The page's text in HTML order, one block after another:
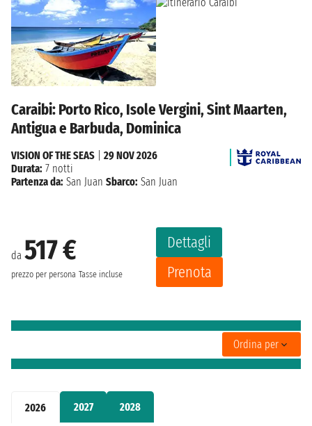
2026 2027 2028
Caraibi: Porto Rico, Isole Vergini, Sint Maarten,
Antigua e Barbuda, Dominica
da 517 €
prezzo per persona Tasse incluse
Dettagli
Prenota
VISION OF THE SEAS
29 NOV 2026
Durata: 7 notti
Partenza da: San Juan Sbarco: San Juan
Ordina per